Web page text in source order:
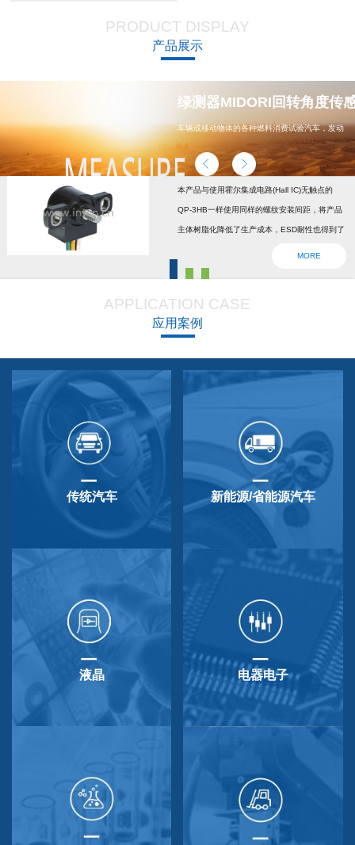
PRODUCT DISPLAY
产品展示
绿测器MIDORI回转角度传
车辆或移动物体的各种燃料消费试验汽车，发动
机，汽车配件，能源
本产品与使用霍尔集成电路(Hall IC)无触点的
QP-3HB一样使用同样的螺纹安装间距，将产品
主体树脂化降低了生产成本，ESD耐性也得到了
设回位弹簧，防震动防撞击功能强大，防尘防
QP-3HB标准相同。本产品在游船、铲运车的遥
控手柄、卡车离合器和换挡等方面要求较高的领
MORE
APPLICATION CASE
应用案例
传统汽车 新能源/省能源汽车
液晶 电器电子